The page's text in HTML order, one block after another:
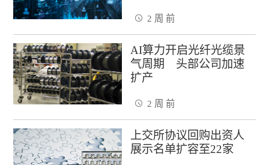
2 周 前
AI算力开启光纤光缆景
气周期 头部公司加速
扩产
2 周 前
上交所协议回购出资人
展示名单扩容至22家